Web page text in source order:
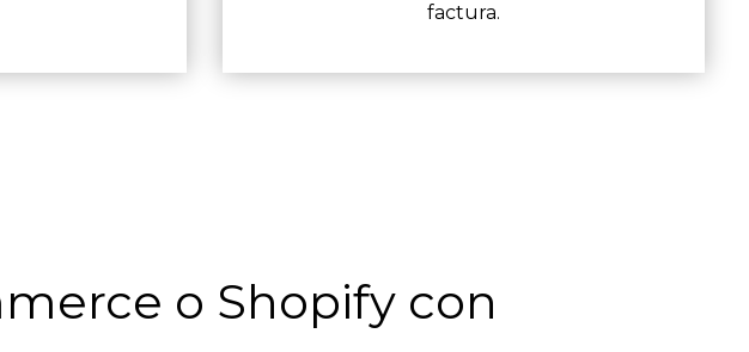
factura.
o Shopify con